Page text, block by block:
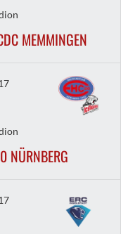
MEMMINGEN
NÜRNBERG